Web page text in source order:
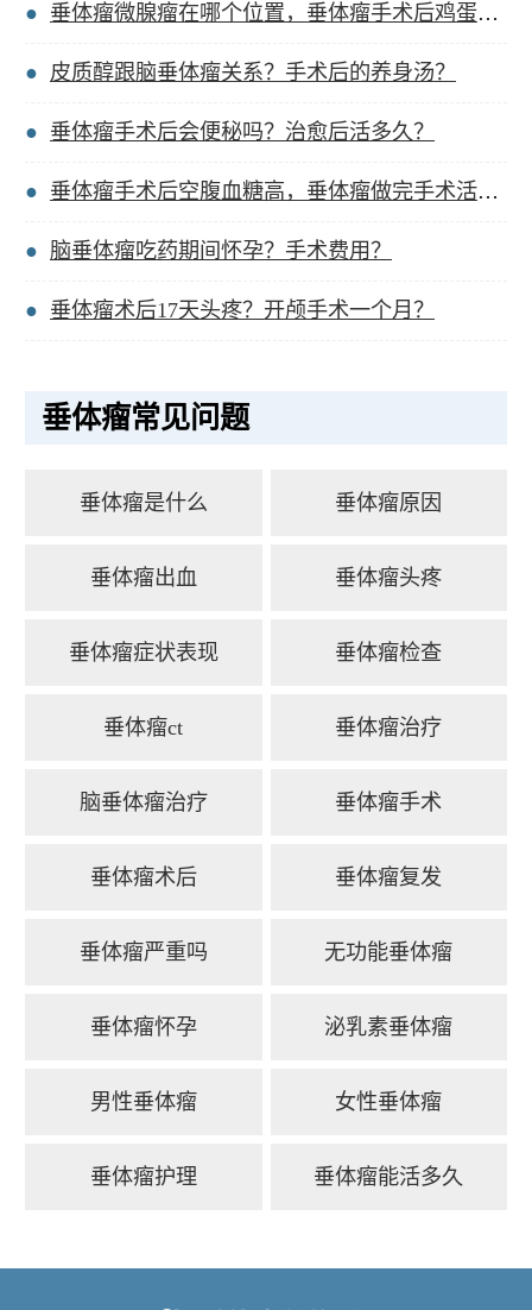
垂体瘤微腺瘤在哪个位置，垂体瘤手术后鸡蛋能吃吗？
皮质醇跟脑垂体瘤关系？手术后的养身汤？
垂体瘤手术后会便秘吗？治愈后活多久？
垂体瘤手术后空腹血糖高，垂体瘤做完手术活多少年？
脑垂体瘤吃药期间怀孕？手术费用？
垂体瘤术后17天头疼？开颅手术一个月？
垂体瘤常见问题
垂体瘤是什么 垂体瘤原因
垂体瘤出血 垂体瘤头疼
垂体瘤症状表现 垂体瘤检查
垂体瘤ct 垂体瘤治疗
脑垂体瘤治疗 垂体瘤手术
垂体瘤术后 垂体瘤复发
垂体瘤严重吗 无功能垂体瘤
垂体瘤怀孕 泌乳素垂体瘤
男性垂体瘤 女性垂体瘤
垂体瘤护理 垂体瘤能活多久